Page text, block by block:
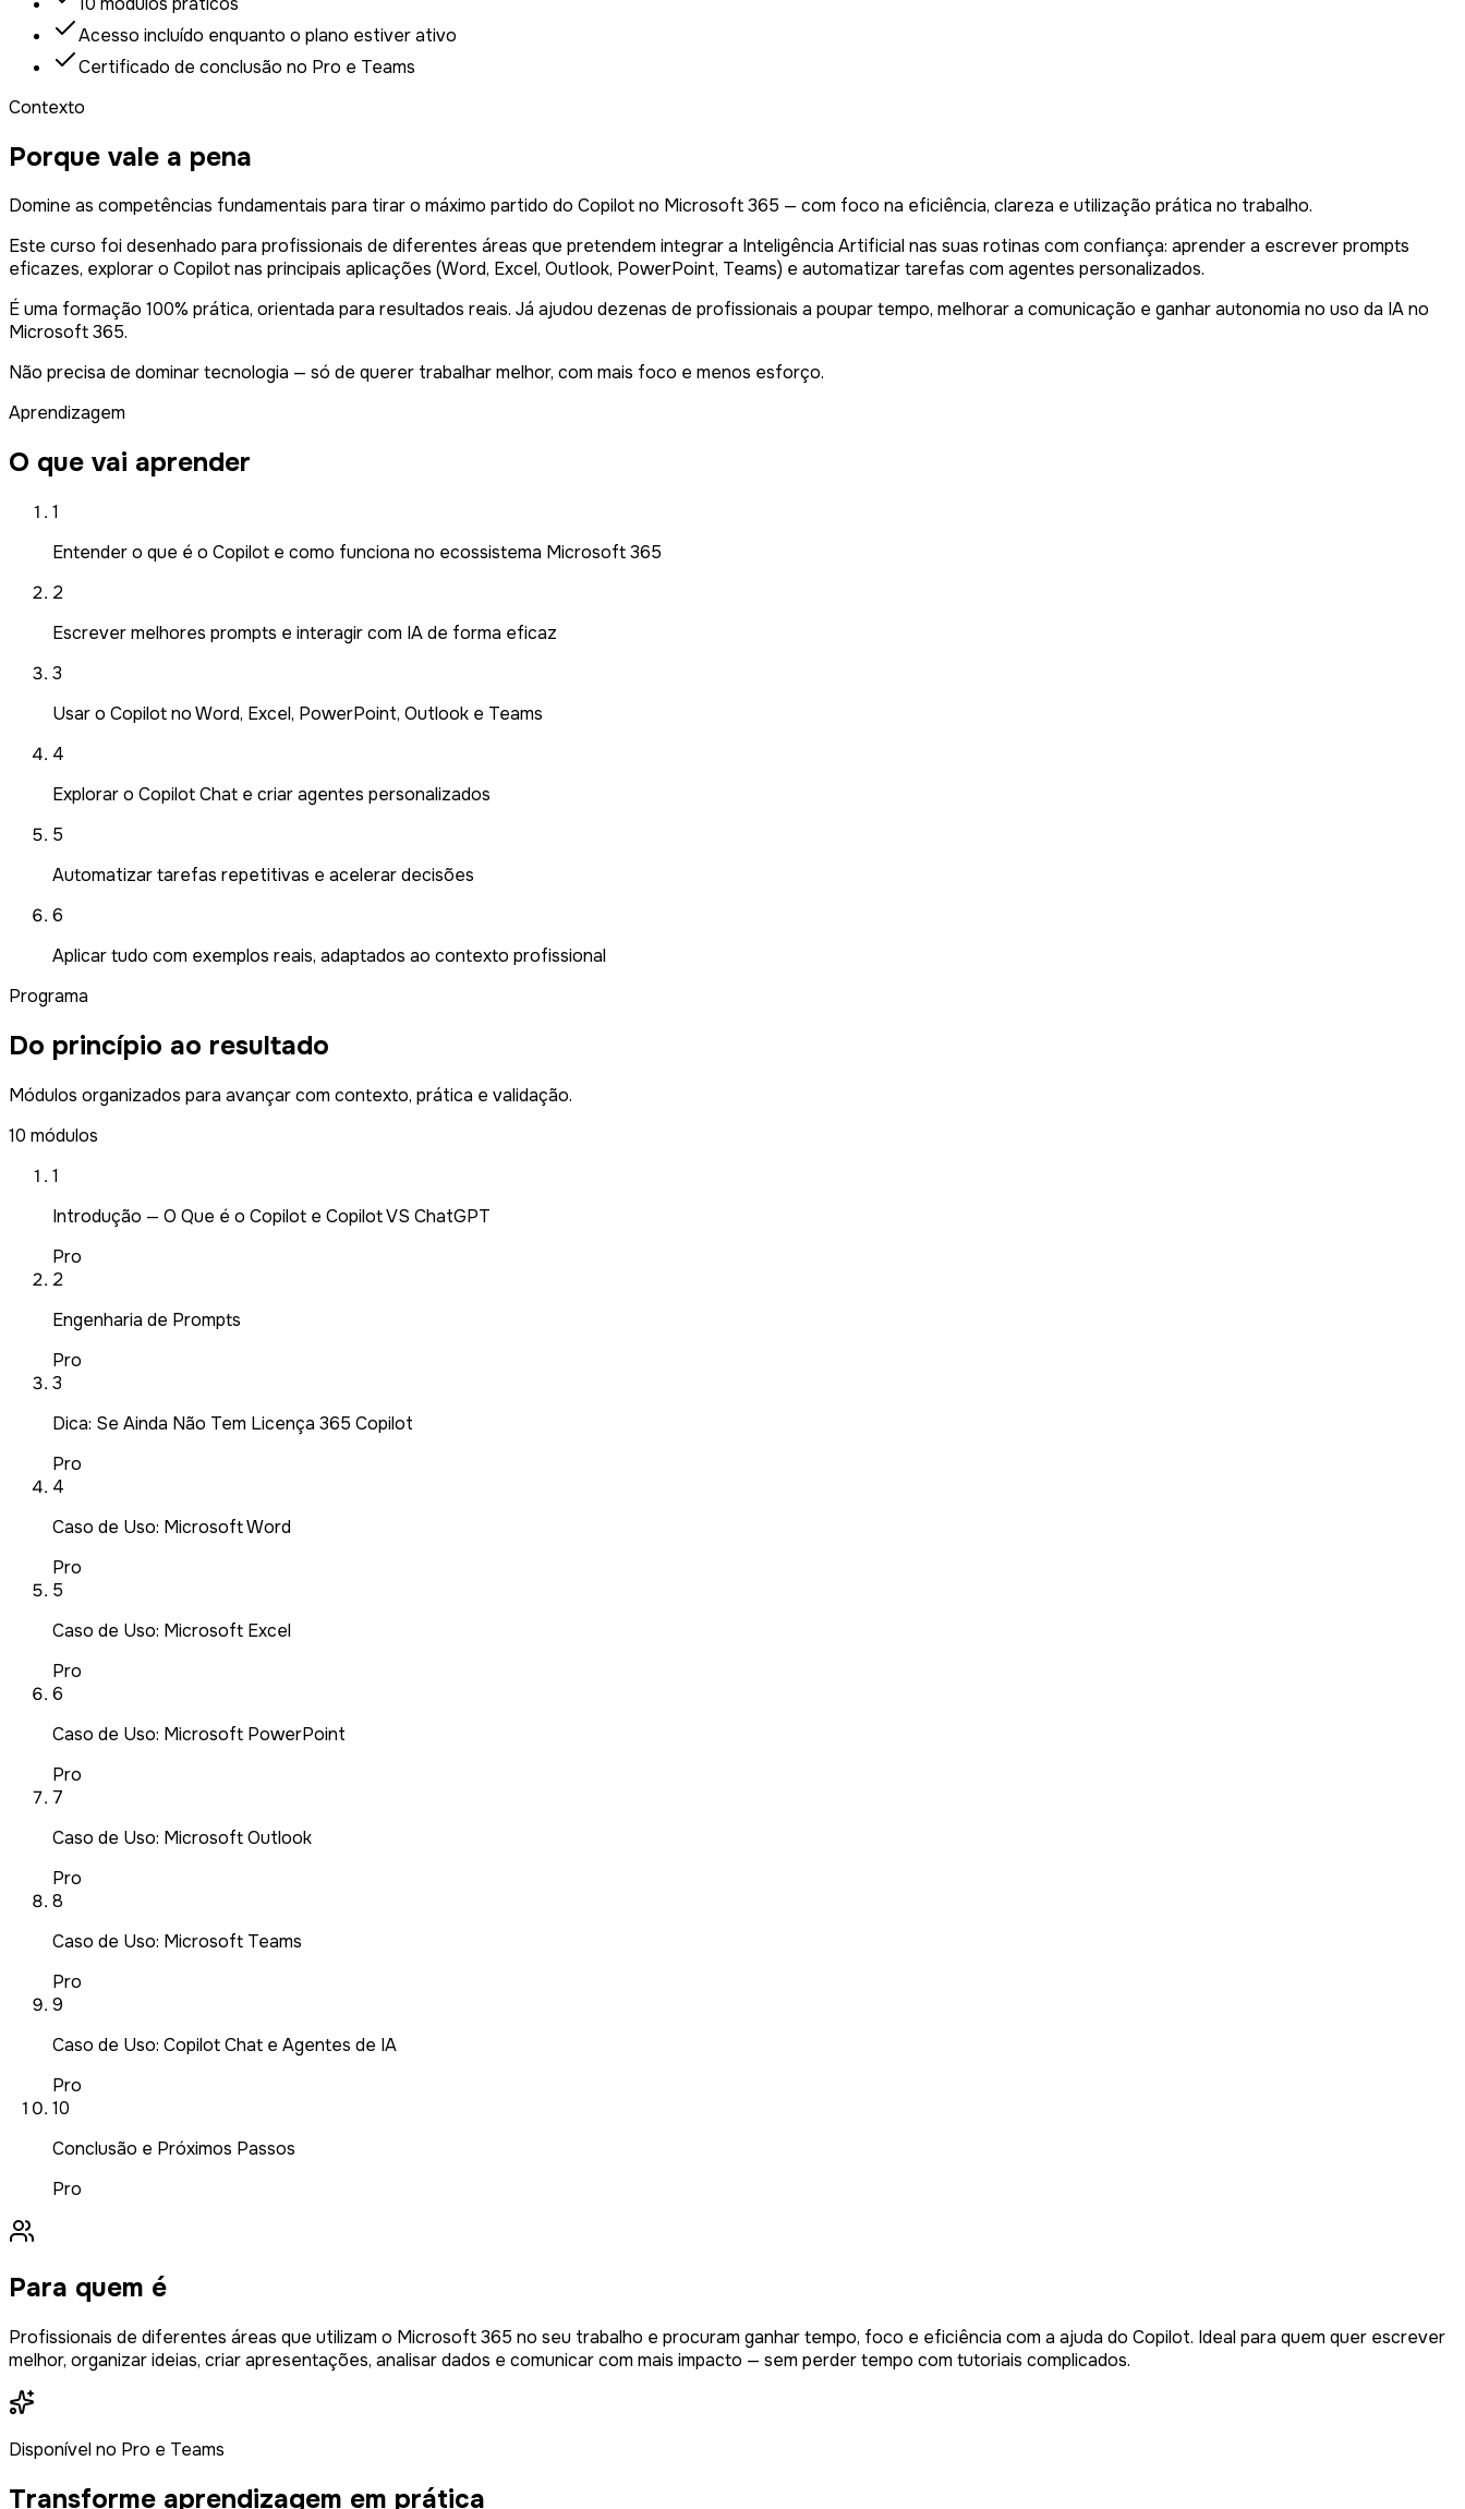
Acesso incluído enquanto o plano estiver ativo
Certificado de conclusão no Pro e Teams
Contexto
Porque vale a pena
Domine as competências fundamentais para tirar o máximo partido do Copilot no Microsoft 365 — com foco na eficiência, clareza e utilização prática no trabalho.
Este curso foi desenhado para profissionais de diferentes áreas que pretendem integrar a Inteligência Artificial nas suas rotinas com confiança: aprender a escrever prompts
eficazes, explorar o Copilot nas principais aplicações (Word, Excel, Outlook, PowerPoint, Teams) e automatizar tarefas com agentes personalizados.
É uma formação 100% prática, orientada para resultados reais. Já ajudou dezenas de profissionais a poupar tempo, melhorar a comunicação e ganhar autonomia no uso da IA no
Microsoft 365.
Não precisa de dominar tecnologia — só de querer trabalhar melhor, com mais foco e menos esforço.
Aprendizagem
O que vai aprender
1
Entender o que é o Copilot e como funciona no ecossistema Microsoft 365
2
Escrever melhores prompts e interagir com IA de forma eficaz
3
Usar o Copilot no Word, Excel, PowerPoint, Outlook e Teams
4
Explorar o Copilot Chat e criar agentes personalizados
5
Automatizar tarefas repetitivas e acelerar decisões
6
Aplicar tudo com exemplos reais, adaptados ao contexto profissional
Programa
Do princípio ao resultado
Módulos organizados para avançar com contexto, prática e validação.
10 módulos
1
Introdução — O Que é o Copilot e Copilot VS ChatGPT
Pro
2
Engenharia de Prompts
Pro
3
Dica: Se Ainda Não Tem Licença 365 Copilot
Pro
4
Caso de Uso: Microsoft Word
Pro
5
Caso de Uso: Microsoft Excel
Pro
6
Caso de Uso: Microsoft PowerPoint
Pro
7
Caso de Uso: Microsoft Outlook
Pro
8
Caso de Uso: Microsoft Teams
Pro
9
Caso de Uso: Copilot Chat e Agentes de IA
Pro
10
Conclusão e Próximos Passos
Pro
Para quem é
Profissionais de diferentes áreas que utilizam o Microsoft 365 no seu trabalho e procuram ganhar tempo, foco e eficiência com a ajuda do Copilot. Ideal para quem quer escrever
melhor, organizar ideias, criar apresentações, analisar dados e comunicar com mais impacto — sem perder tempo com tutoriais complicados.
Disponível no Pro e Teams
Transforme aprendizagem em prática